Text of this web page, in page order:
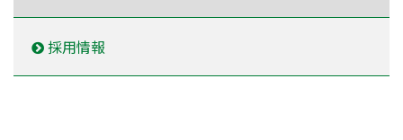
採用情報